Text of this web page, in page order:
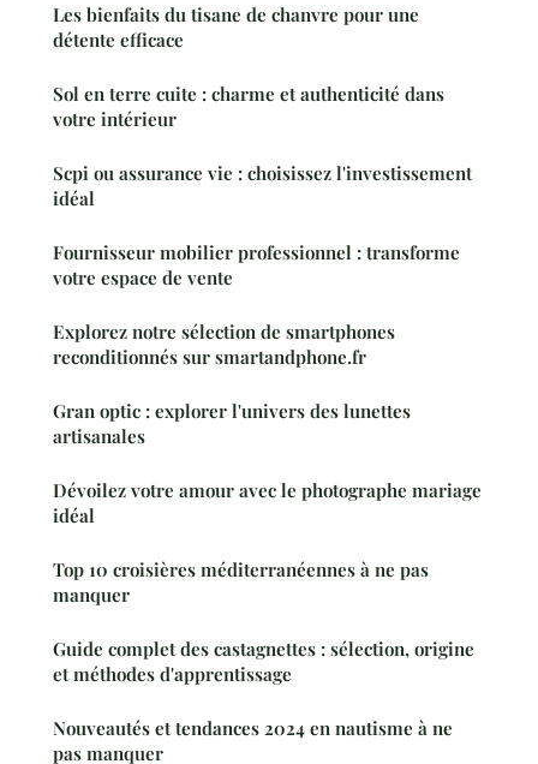
Les bienfaits du tisane de chanvre pour une
détente efficace
Sol en terre cuite : charme et authenticité dans
votre intérieur
Scpi ou assurance vie : choisissez l'investissement
idéal
Fournisseur mobilier professionnel : transforme
votre espace de vente
Explorez notre sélection de smartphones
reconditionnés sur smartandphone.fr
Gran optic : explorer l'univers des lunettes
artisanales
Dévoilez votre amour avec le photographe mariage
idéal
Top 10 croisières méditerranéennes à ne pas
manquer
Guide complet des castagnettes : sélection, origine
et méthodes d'apprentissage
Nouveautés et tendances 2024 en nautisme à ne
pas manquer